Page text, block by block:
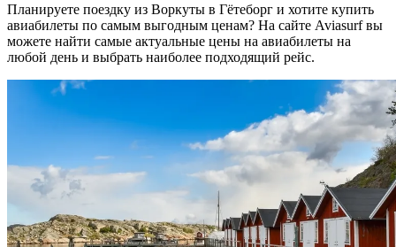
Планируете поездку из Воркуты в Гётеборг и хотите купить
авиабилеты по самым выгодным ценам? На сайте Aviasurf вы
можете найти самые актуальные цены на авиабилеты на
любой день и выбрать наиболее подходящий рейс.